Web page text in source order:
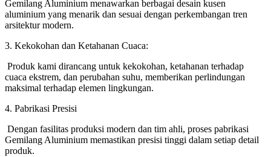
Gemilang Aluminium menawarkan berbagai desain kusen
aluminium yang menarik dan sesuai dengan perkembangan tren
arsitektur modern.
3. Kekokohan dan Ketahanan Cuaca:
Produk kami dirancang untuk kekokohan, ketahanan terhadap
cuaca ekstrem, dan perubahan suhu, memberikan perlindungan
maksimal terhadap elemen lingkungan.
4. Pabrikasi Presisi
Dengan fasilitas produksi modern dan tim ahli, proses pabrikasi
Gemilang Aluminium memastikan presisi tinggi dalam setiap detail
produk.